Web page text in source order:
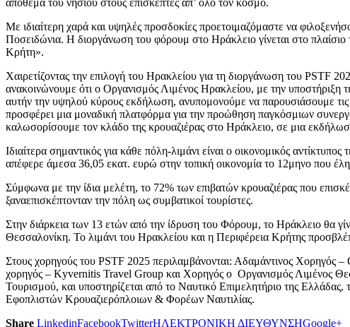
Με ιδιαίτερη χαρά και υψηλές προσδοκίες προετοιμαζόμαστε να
Ποσειδώνια. Η διοργάνωση του φόρουμ στο Ηράκλειο γίνεται στο πλαίσιο
Κρήτη».
Χαιρετίζοντας την επιλογή του Ηρακλείου για τη διοργάνωση του
ανακοινώνουμε ότι ο Οργανισμός Λιμένος Ηρακλείου, με την
αυτήν την υψηλού κύρους εκδήλωση, ανυπομονούμε να παρουσιάσουμε τις
προσφέρει μια μοναδική πλατφόρμα για την προώθηση παγκόσμιων
καλωσορίσουμε τον κλάδο της κρουαζιέρας στο Ηράκλειο, σε μια
Ιδιαίτερα σημαντικός για κάθε πόλη-λιμάνι είναι ο οικονομικός
απέφερε άμεσα 36,05 εκατ. ευρώ στην τοπική οικονομία το 12μηνο που
Σύμφωνα με την ίδια μελέτη, το 72% των επιβατών κρουαζιέρας που
ξαναεπισκέπτονταν την πόλη ως συμβατικοί τουρίστες.
Στην διάρκεια των 13 ετών από την ίδρυση του Φόρουμ, το Ηράκλειο θα
Θεσσαλονίκη. Το λιμάνι του Ηρακλείου και η Περιφέρεια Κρήτης
Στους χορηγούς του PSTF 2025 περιλαμβάνονται: Αδαμάντινος
χορηγός – Kyvernitis Travel Group και Χορηγός ο Οργανισμός Λιμένος
Τουρισμού, και υποστηρίζεται από το Ναυτικό Επιμελητήριο της
Εφοπλιστών Κρουαζιερόπλοιων & Φορέων Ναυτιλίας.
Share LinkedinFacebookTwitterΗΛΕΚΤΡΟΝΙΚΗ ΔΙΕΥΘΥΝΣΗGoogle+